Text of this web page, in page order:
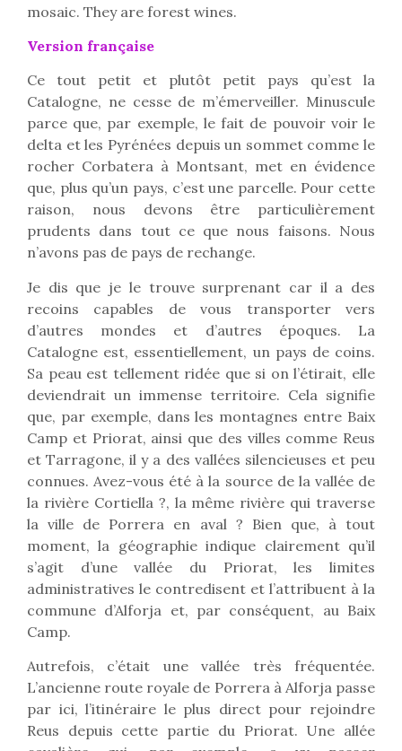
mosaic. They are forest wines.
Version française
Ce tout petit et plutôt petit pays qu’est la
Catalogne, ne cesse de m’émerveiller. Minuscule
parce que, par exemple, le fait de pouvoir voir le
delta et les Pyrénées depuis un sommet comme le
rocher Corbatera à Montsant, met en évidence
que, plus qu’un pays, c’est une parcelle. Pour cette
raison, nous devons être particulièrement
prudents dans tout ce que nous faisons. Nous
n’avons pas de pays de rechange.
Je dis que je le trouve surprenant car il a des
recoins capables de vous transporter vers
d’autres mondes et d’autres époques. La
Catalogne est, essentiellement, un pays de coins.
Sa peau est tellement ridée que si on l’étirait, elle
deviendrait un immense territoire. Cela signifie
que, par exemple, dans les montagnes entre Baix
Camp et Priorat, ainsi que des villes comme Reus
et Tarragone, il y a des vallées silencieuses et peu
connues. Avez-vous été à la source de la vallée de
la rivière Cortiella ?, la même rivière qui traverse
la ville de Porrera en aval ? Bien que, à tout
moment, la géographie indique clairement qu’il
s’agit d’une vallée du Priorat, les limites
administratives le contredisent et l’attribuent à la
commune d’Alforja et, par conséquent, au Baix
Camp.
Autrefois, c’était une vallée très fréquentée.
L’ancienne route royale de Porrera à Alforja passe
par ici, l’itinéraire le plus direct pour rejoindre
Reus depuis cette partie du Priorat. Une allée